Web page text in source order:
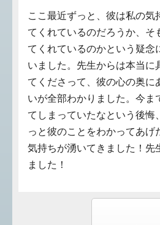
ここ最近ずっと、彼は私の気
てくれているのだろうか、そ
てくれているのかという疑念
いました。先生からは本当に
てくださって、彼の心の奥に
いが全部わかりました。今ま
てしまっていたなという後悔
っと彼のことをわかってあげ
気持ちが湧いてきました！先
ました！